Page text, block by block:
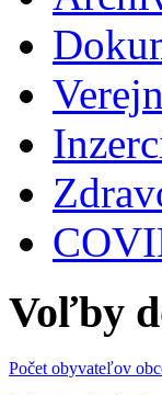
Voľby
Počet obyvateľov